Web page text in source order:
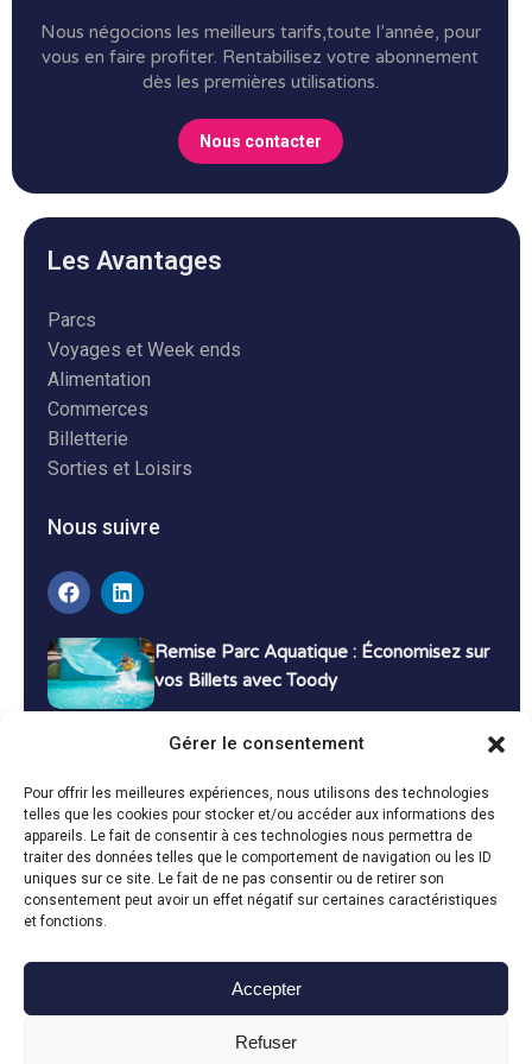
Gérer le consentement
Pour offrir les meilleures expériences, nous utilisons des technologies
telles que les cookies pour stocker et/ou accéder aux informations des
appareils. Le fait de consentir à ces technologies nous permettra de
traiter des données telles que le comportement de navigation ou les ID
uniques sur ce site. Le fait de ne pas consentir ou de retirer son
consentement peut avoir un effet négatif sur certaines caractéristiques
et fonctions.
Accepter
Refuser
Nous négocions les meilleurs tarifs,toute l’année, pour
vous en faire profiter. Rentabilisez votre abonnement
dès les premières utilisations.
Nous contacter
Les Avantages
Parcs
Voyages et Week ends
Alimentation
Commerces
Billetterie
Sorties et Loisirs
Nous suivre
Remise Parc Aquatique : Économisez sur
vos Billets avec Toody
Bons Plans Voyage : Économisez sur vos
Vacances avec Toody
13 décembre 2024 Bon plans
Toody © 2024